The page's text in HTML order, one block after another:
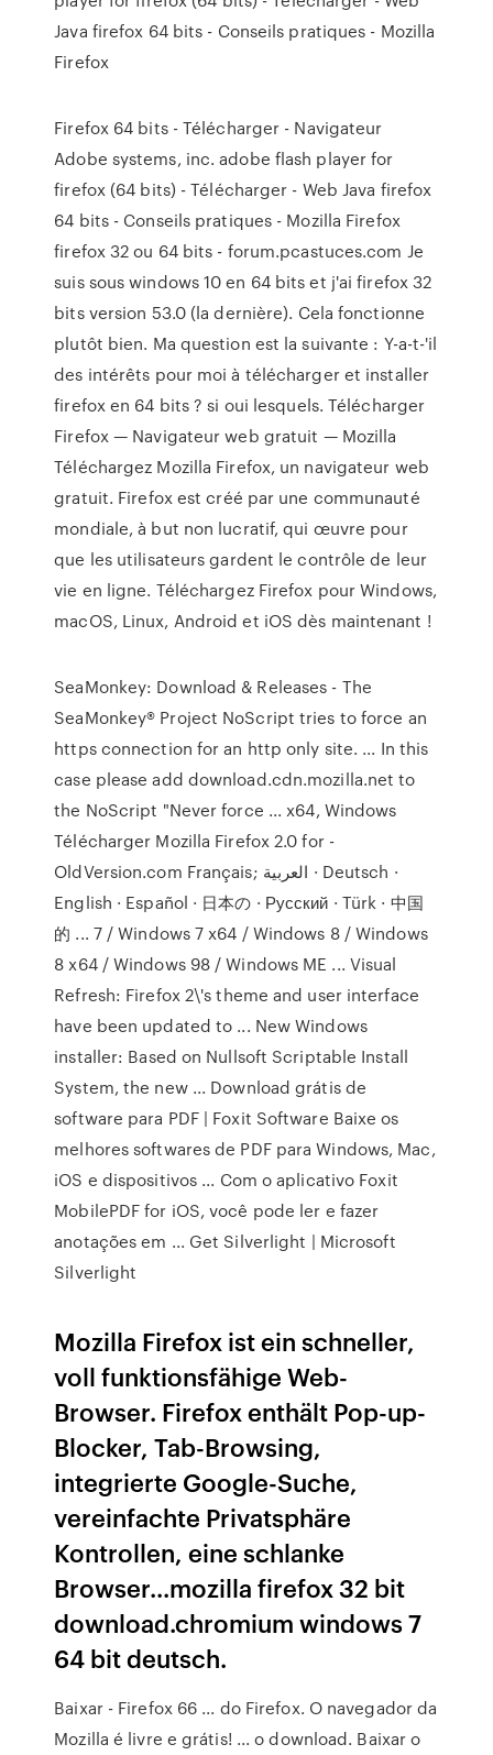
Java firefox 64 bits - Conseils pratiques - Mozilla
Firefox
Firefox 64 bits - Télécharger - Navigateur
Adobe systems, inc. adobe flash player for
firefox (64 bits) - Télécharger - Web Java firefox
64 bits - Conseils pratiques - Mozilla Firefox
firefox 32 ou 64 bits - forum.pcastuces.com Je
suis sous windows 10 en 64 bits et j'ai firefox 32
bits version 53.0 (la dernière). Cela fonctionne
plutôt bien. Ma question est la suivante : Y-a-t-'il
des intérêts pour moi à télécharger et installer
firefox en 64 bits ? si oui lesquels. Télécharger
Firefox — Navigateur web gratuit — Mozilla
Téléchargez Mozilla Firefox, un navigateur web
gratuit. Firefox est créé par une communauté
mondiale, à but non lucratif, qui œuvre pour
que les utilisateurs gardent le contrôle de leur
vie en ligne. Téléchargez Firefox pour Windows,
macOS, Linux, Android et iOS dès maintenant !
SeaMonkey: Download & Releases - The
SeaMonkey® Project NoScript tries to force an
https connection for an http only site. ... In this
case please add download.cdn.mozilla.net to
the NoScript "Never force ... x64, Windows
Télécharger Mozilla Firefox 2.0 for -
OldVersion.com Français; العربية · Deutsch ·
English · Español · 日本の · Русский · Türk · 中国
的 ... 7 / Windows 7 x64 / Windows 8 / Windows
8 x64 / Windows 98 / Windows ME ... Visual
Refresh: Firefox 2\'s theme and user interface
have been updated to ... New Windows
installer: Based on Nullsoft Scriptable Install
System, the new ... Download grátis de
software para PDF | Foxit Software Baixe os
melhores softwares de PDF para Windows, Mac,
iOS e dispositivos ... Com o aplicativo Foxit
MobilePDF for iOS, você pode ler e fazer
anotações em ... Get Silverlight | Microsoft
Silverlight
Mozilla Firefox ist ein schneller,
voll funktionsfähige Web-
Browser. Firefox enthält Pop-up-
Blocker, Tab-Browsing,
integrierte Google-Suche,
vereinfachte Privatsphäre
Kontrollen, eine schlanke
Browser...mozilla firefox 32 bit
download.chromium windows 7
64 bit deutsch.
Baixar - Firefox 66 ... do Firefox. O navegador da
Mozilla é livre e grátis! ... o download. Baixar o